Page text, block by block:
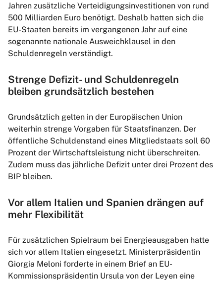
Jahren zusätzliche Verteidigungsinvestitionen von rund
500 Milliarden Euro benötigt. Deshalb hatten sich die
EU-Staaten bereits im vergangenen Jahr auf eine
sogenannte nationale Ausweichklausel in den
Schuldenregeln verständigt.
Strenge Defizit- und Schuldenregeln
bleiben grundsätzlich bestehen
Grundsätzlich gelten in der Europäischen Union
weiterhin strenge Vorgaben für Staatsfinanzen. Der
öffentliche Schuldenstand eines Mitgliedstaats soll 60
Prozent der Wirtschaftsleistung nicht überschreiten.
Zudem muss das jährliche Defizit unter drei Prozent des
BIP bleiben.
Vor allem Italien und Spanien drängen auf
mehr Flexibilität
Für zusätzlichen Spielraum bei Energieausgaben hatte
sich vor allem Italien eingesetzt. Ministerpräsidentin
Giorgia Meloni forderte in einem Brief an EU-
Kommissionspräsidentin Ursula von der Leyen eine